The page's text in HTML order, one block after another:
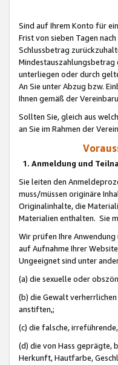
Sind auf Ihrem Konto für
Frist von sieben Tagen
Schlussbetrag
Mindestauszahlungsbetrag
unterliegen oder durch
An Sie unter Abzug bzw.
Ihnen gemäß der
Sollten Sie, gleich aus
an Sie im Rahmen der
1. Anmeldung und
Sie leiten den
muss/müssen originäre
Originalinhalte, die
Materialien enthalten. Sie
Wir prüfen Ihre
auf Aufnahme Ihrer
Ungeeignet sind unter
(a) die sexuelle oder
(b) die Gewalt
anstiften,;
(c) die falsche,
(d) die von Hass geprägte,
Herkunft, Hautfarbe,